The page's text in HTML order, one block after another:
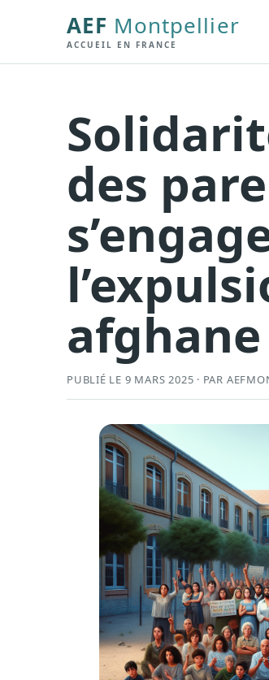
AEF Montpellier
ACCUEIL EN FRANCE
des
afghane
PUBLIÉ LE 9 MARS 2025 · PAR